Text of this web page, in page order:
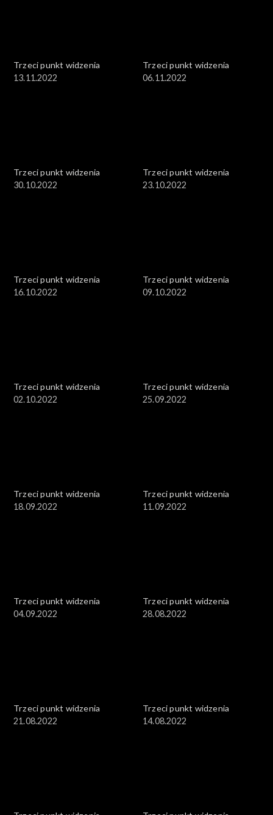
Trzeci punkt widzenia
13.11.2022
Trzeci punkt widzenia
06.11.2022
Trzeci punkt widzenia
30.10.2022
Trzeci punkt widzenia
23.10.2022
Trzeci punkt widzenia
16.10.2022
Trzeci punkt widzenia
09.10.2022
Trzeci punkt widzenia
02.10.2022
Trzeci punkt widzenia
25.09.2022
Trzeci punkt widzenia
18.09.2022
Trzeci punkt widzenia
11.09.2022
Trzeci punkt widzenia
04.09.2022
Trzeci punkt widzenia
28.08.2022
Trzeci punkt widzenia
21.08.2022
Trzeci punkt widzenia
14.08.2022